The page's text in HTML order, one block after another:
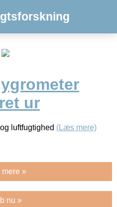
ur
luftfugtighed (Læs mere)
»
nu »